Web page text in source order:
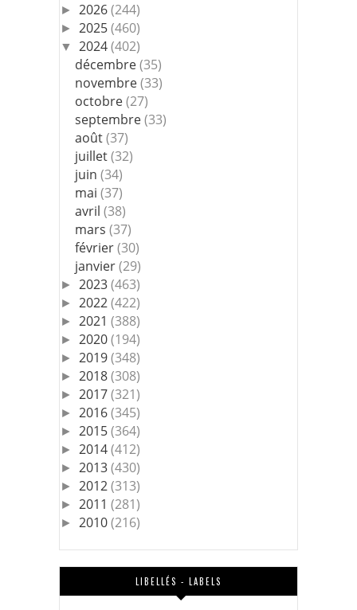
► 2026(244)
► 2025(460)
▼ 2024(402)
décembre(35)
novembre(33)
octobre(27)
septembre(33)
août(37)
juillet(32)
juin(34)
mai(37)
avril(38)
mars(37)
février(30)
janvier(29)
► 2023(463)
► 2022(422)
► 2021 (388)
► 2020(194)
► 2019(348)
► 2018(308)
► 2017(321)
► 2016(345)
► 2015(364)
► 2014(412)
► 2013(430)
► 2012(313)
► 2011 (281)
► 2010(216)
LIBELLÉS - LABELS